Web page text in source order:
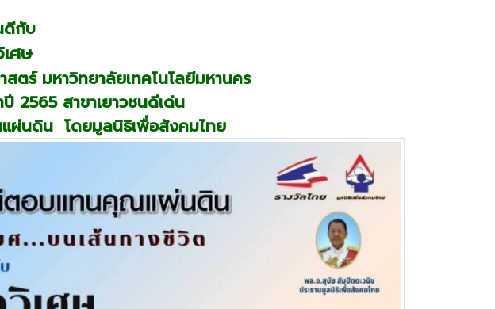
ดีกับ
ศษ
ร์ มหาวิทยาลัยเทคโนโลยีมหานคร
2565 สาขาเยาวชนดีเด่น
ผ่นดิน โดยมูลนิธิเพื่อสังคมไทย